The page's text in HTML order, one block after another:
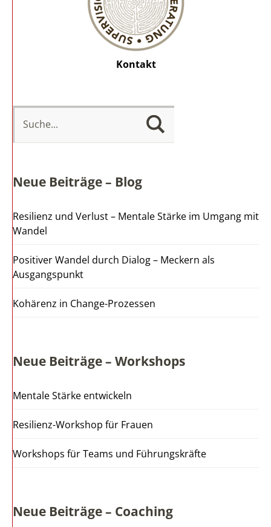
Kontakt
Neue Beiträge – Blog
Resilienz und Verlust – Mentale Stärke im Umgang mit
Wandel
Positiver Wandel durch Dialog – Meckern als
Ausgangspunkt
Kohärenz in Change-Prozessen
Neue Beiträge – Workshops
Mentale Stärke entwickeln
Resilienz-Workshop für Frauen
Workshops für Teams und Führungskräfte
Neue Beiträge – Coaching